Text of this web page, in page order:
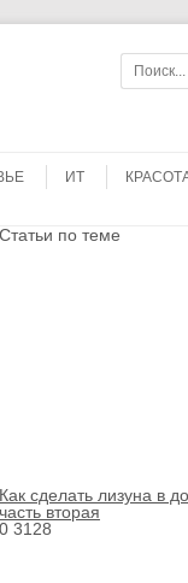
ИТ
Статьи по теме
Как сделать лизуна в
часть вторая
0 3128